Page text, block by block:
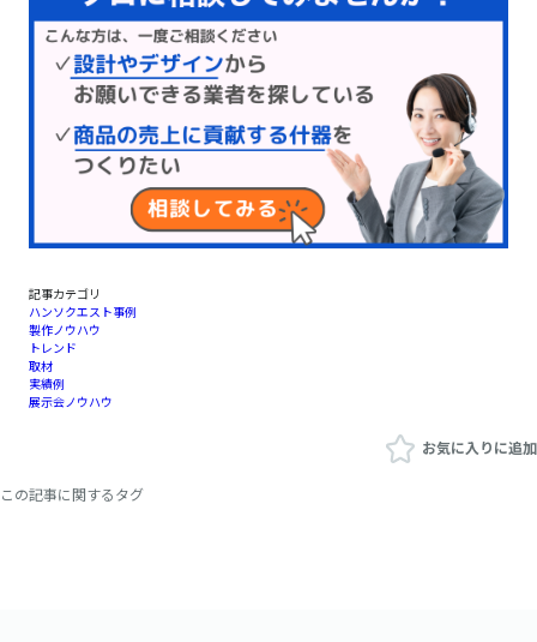
記事カテゴリ
ハンソクエスト事例
製作ノウハウ
トレンド
取材
実績例
展示会ノウハウ
お気に入りに追加
この記事に関するタグ